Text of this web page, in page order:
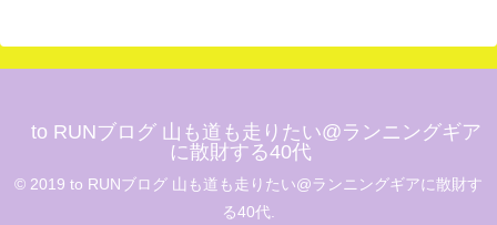
to RUNブログ 山も道も走りたい@ランニングギア
に散財する40代
© 2019 to RUNブログ 山も道も走りたい@ランニングギアに散財す
る40代.